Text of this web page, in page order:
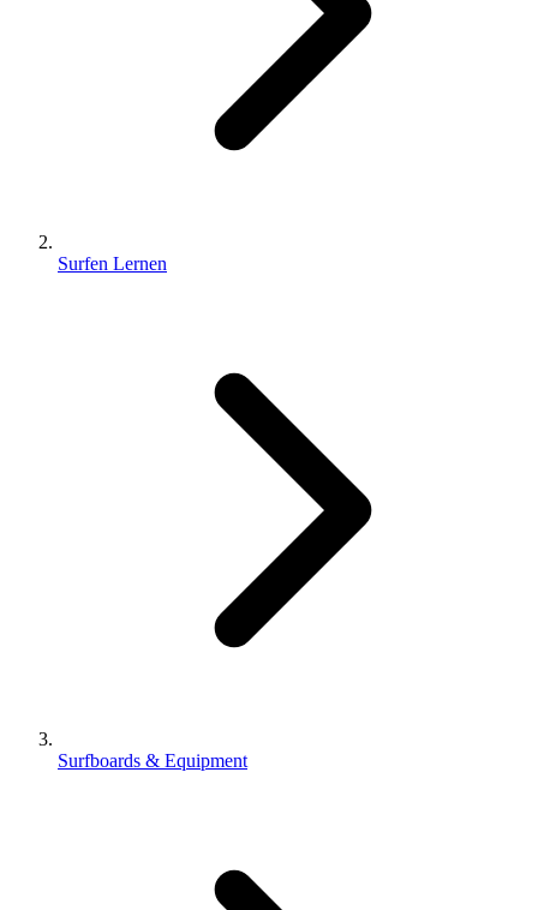
Surfen Lernen
Surfboards & Equipment